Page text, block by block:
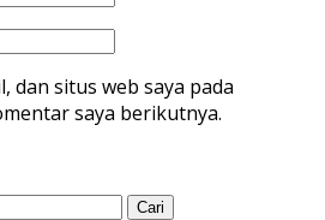
dan situs web saya pada
saya berikutnya.